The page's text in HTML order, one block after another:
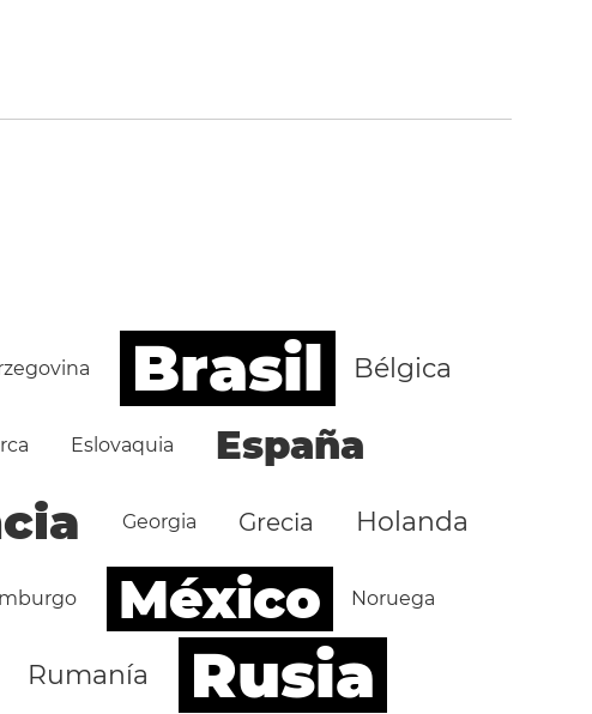
Brasil Bélgica
Eslovaquia España
Georgia Grecia Holanda
México Noruega
Rumanía Rusia